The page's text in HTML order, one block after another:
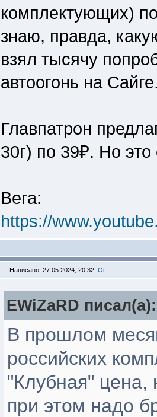
комплектующих)
знаю, правда,
взял тысячу
автоогонь на
Главпатрон
30г) по 39₽. Но
Вега:
https://
Написано: 27.05.2024, 20:32
EWiZaRD писал(a):
В прошлом
российских
"Клубная" цена,
при этом надо